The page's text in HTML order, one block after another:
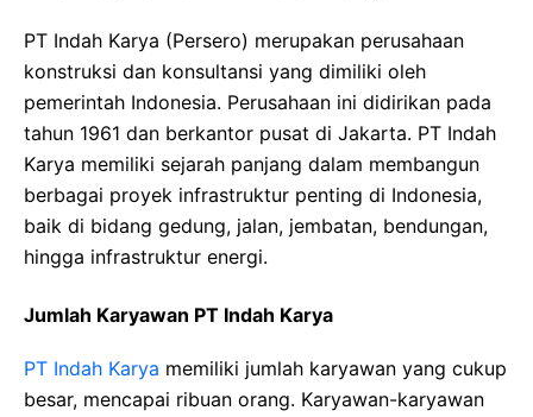
PT Indah Karya (Persero) merupakan perusahaan
konstruksi dan konsultansi yang dimiliki oleh
pemerintah Indonesia. Perusahaan ini didirikan pada
tahun 1961 dan berkantor pusat di Jakarta. PT Indah
Karya memiliki sejarah panjang dalam membangun
berbagai proyek infrastruktur penting di Indonesia,
baik di bidang gedung, jalan, jembatan, bendungan,
hingga infrastruktur energi.
Jumlah Karyawan PT Indah Karya
PT Indah Karya memiliki jumlah karyawan yang cukup
besar, mencapai ribuan orang. Karyawan-karyawan